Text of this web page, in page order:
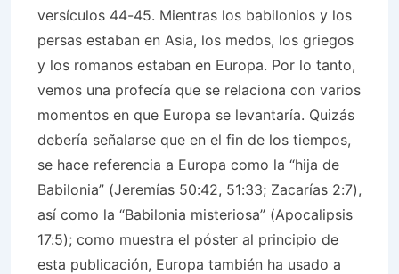
versículos 44-45. Mientras los babilonios y los
persas estaban en Asia, los medos, los griegos
y los romanos estaban en Europa. Por lo tanto,
vemos una profecía que se relaciona con varios
momentos en que Europa se levantaría. Quizás
debería señalarse que en el fin de los tiempos,
se hace referencia a Europa como la “hija de
Babilonia” (Jeremías 50:42, 51:33; Zacarías 2:7),
así como la “Babilonia misteriosa” (Apocalipsis
17:5); como muestra el póster al principio de
esta publicación, Europa también ha usado a